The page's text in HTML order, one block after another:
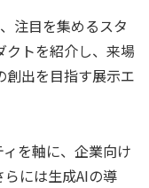
注目を集めるスタ
クトを紹介し、来場
出を目指す展示エ
を軸に、企業向け
には生成AIの導